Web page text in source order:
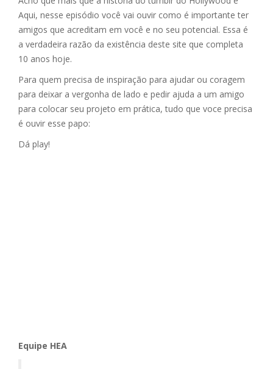
Aqui, nesse episódio você vai ouvir como é importante ter
amigos que acreditam em você e no seu potencial. Essa é
a verdadeira razão da existência deste site que completa
10 anos hoje.
Para quem precisa de inspiração para ajudar ou coragem
para deixar a vergonha de lado e pedir ajuda a um amigo
para colocar seu projeto em prática, tudo que voce precisa
é ouvir esse papo:
Dá play!
Equipe HEA